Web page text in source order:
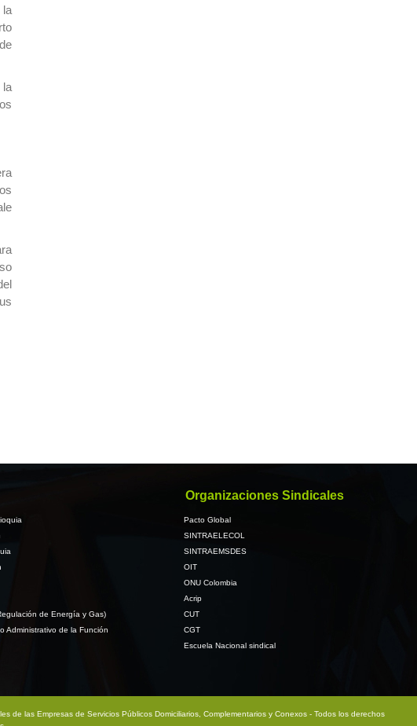
la
la
de Energía y Gas)
Administrativo de la Función
Organizaciones Sindicales
Pacto Global
SINTRAELECOL
SINTRAEMSDES
OIT
ONU Colombia
Acrip
CUT
CGT
Escuela Nacional sindical
las Empresas de Servicios Públicos Domiciliarios, Complementarios y Conexos - Todos los derechos